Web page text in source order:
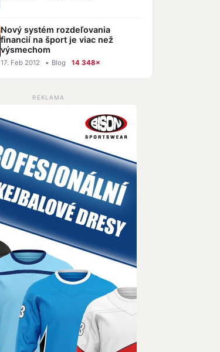
Nový systém rozdeľovania
financií na šport je viac než
výsmechom
17. Feb 2012 • Blog 14 348×
REKLAMA